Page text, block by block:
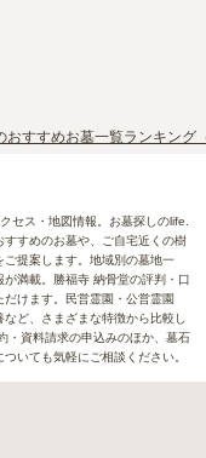
おすすめお墓一覧ランキング
セス・地図情報。お墓探しのlife.
すすめのお墓や、ご自宅近くの樹
提案します。地域別の墓地一
満載。勝福寺 納骨堂の評判・口
けます。民営霊園・公営霊園
ど、さまざまな特徴から比較し
・資料請求の申込みのほか、墓石
いても気軽にご相談ください。